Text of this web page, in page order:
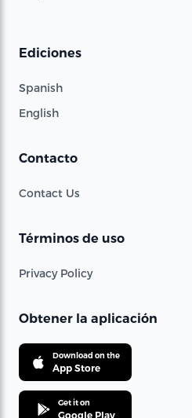
Ediciones
Spanish
English
Contacto
Contact Us
Términos de uso
Privacy Policy
Obtener la aplicación
Download on the
App Store
Get it on
Google Play